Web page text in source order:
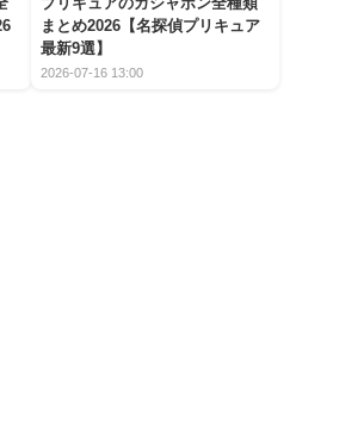
まとめ2026【名探偵プリキュア
最新9選】
2026-07-16 13:00